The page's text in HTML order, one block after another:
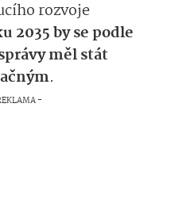
rozvoje
2035 by se podle
měl stát
.